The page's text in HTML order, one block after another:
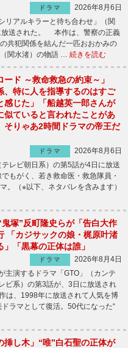
ドラマ
2026年8月6日
リアルキラーと待ち合わせ」（関
放送された。 本作は、警察の正義
共犯関係を結んだ一匹おおかみの
関水渚）の物語 … 続きを読む
ード ～救命救急の約束～」
、特に人を指導するのはすご
感じた」「船越英一郎さんが
似ていると言われたことがあ
そりゃあ2時間ドラマの帝王だ
ドラマ
2026年8月6日
レビ朝日系）の第5話が4日に放送
もがく、若き救命医・救急隊員・
。（※以下、ネタバレを含みます）
鬼塚”反町隆史らが「告白大作
「カジサックの娘・梶原叶渚
」「黒幕の正体は誰」
ドラマ
2026年8月4日
主演するドラマ「GTO」（カンテ
ビ系）の第3話が、3日に放送され
、1998年に放送されて人気を博
ラマとして復活。50代になった“
挿し木」“唯”白石聖の正体が